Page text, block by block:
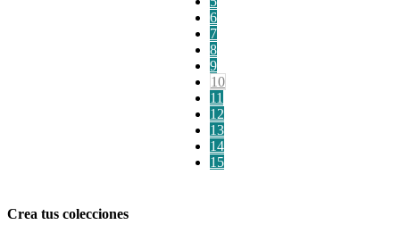
6
7
8
9
10
11
12
13
14
15
Crea tus colecciones